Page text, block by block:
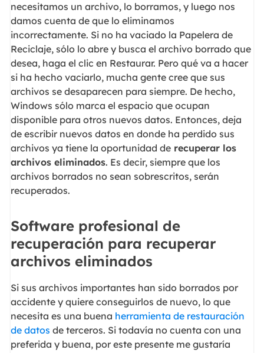
necesitamos un archivo, lo borramos, y luego nos
damos cuenta de que lo eliminamos
incorrectamente. Si no ha vaciado la Papelera de
Reciclaje, sólo lo abre y busca el archivo borrado que
desea, haga el clic en Restaurar. Pero qué va a hacer
si ha hecho vaciarlo, mucha gente cree que sus
archivos se desaparecen para siempre. De hecho,
Windows sólo marca el espacio que ocupan
disponible para otros nuevos datos. Entonces, deja
de escribir nuevos datos en donde ha perdido sus
archivos ya tiene la oportunidad derecuperar los
archivos eliminados. Es decir, siempre que los
archivos borrados no sean sobrescritos, serán
recuperados.
Software profesional de
recuperación para recuperar
archivos eliminados
Si sus archivos importantes han sido borrados por
accidente y quiere conseguirlos de nuevo, lo que
necesita es una buena herramienta de restauración
de datos de terceros. Si todavía no cuenta con una
preferida y buena, por este presente me gustaría